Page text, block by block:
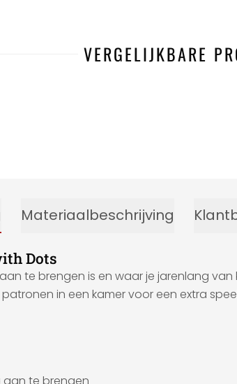
VERGELIJKBARE
Materiaalbeschrijving
Dots
te brengen is en waar je jarenlang
in een kamer voor een extra